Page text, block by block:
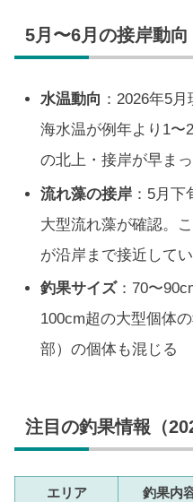
5月〜6月の接岸動向
水温動向 ：2026年5
海水温が例年より1
の北上・接岸が早ま
流れ藻の接岸 ：5月
大型流れ藻が確認。
が沿岸まで接近して
釣果サイズ：70〜
100cm超の大型個体
部）の個体も混じる
注目の釣果情報（
エリア 釣果内